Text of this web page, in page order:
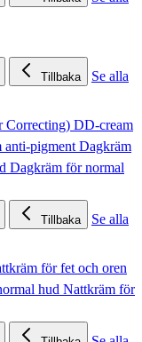
Tillbaka
Se alla
Correcting) DD-cream
anti-pigmentDagkräm
Dagkräm för normal
Tillbaka
Se alla
för fet och oren
hud Nattkräm för